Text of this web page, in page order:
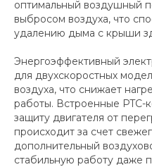
оптимальный воздушный
выбросом воздуха, что
удалению дыма с крыши
Энергоэффективный
для двухскоростных
воздуха, что снижает
работы. Встроенные PTC-
защиту двигателя от
происходит за счет
дополнительный
стабильную работу даже